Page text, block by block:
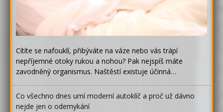
Cítíte se nafouklí, přibýváte na váze nebo vás trápí
nepříjemné otoky rukou a nohou? Pak nejspíš máte
zavodněný organismus. Naštěstí existuje účinná…
Co všechno dnes umí moderní autoklíč a proč už dávno
nejde jen o odemykání